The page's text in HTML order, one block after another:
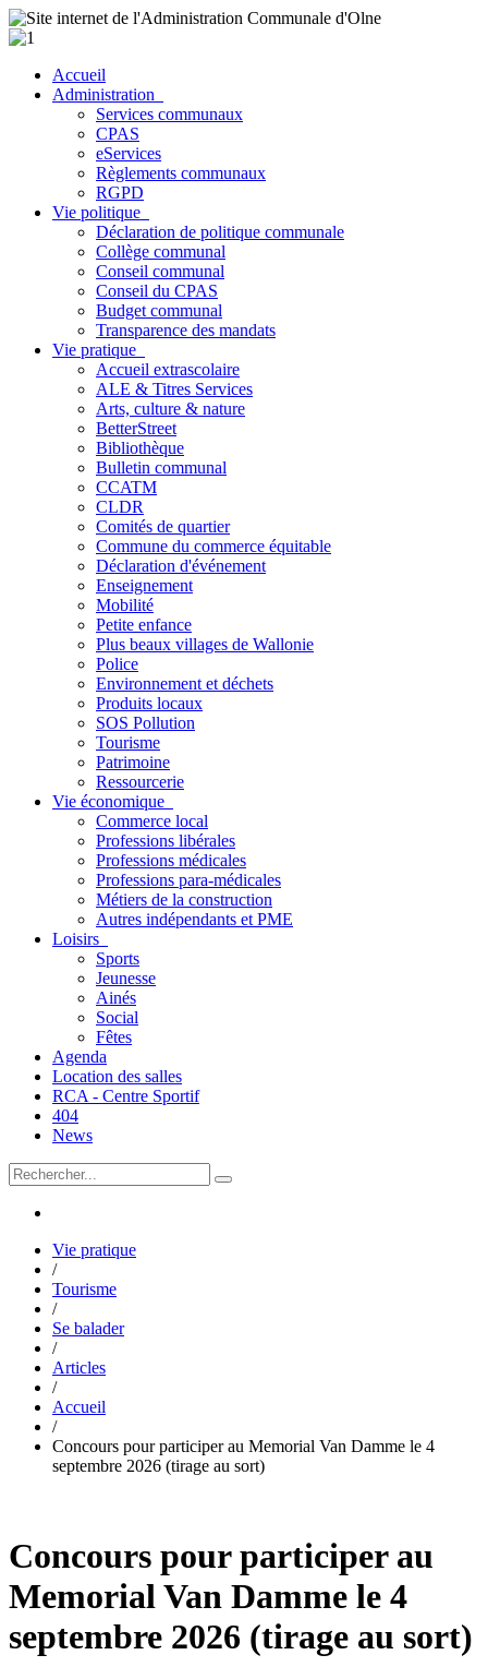
Accueil
Administration
Services communaux
CPAS
eServices
Règlements communaux
RGPD
Vie politique
Déclaration de politique communale
Collège communal
Conseil communal
Conseil du CPAS
Budget communal
Transparence des mandats
Vie pratique
Accueil extrascolaire
ALE & Titres Services
Arts, culture & nature
BetterStreet
Bibliothèque
Bulletin communal
CCATM
CLDR
Comités de quartier
Commune du commerce équitable
Déclaration d'événement
Enseignement
Mobilité
Petite enfance
Plus beaux villages de Wallonie
Police
Environnement et déchets
Produits locaux
SOS Pollution
Tourisme
Patrimoine
Ressourcerie
Vie économique
Commerce local
Professions libérales
Professions médicales
Professions para-médicales
Métiers de la construction
Autres indépendants et PME
Loisirs
Sports
Jeunesse
Ainés
Social
Fêtes
Agenda
Location des salles
RCA - Centre Sportif
404
News
Vie pratique
/
Tourisme
/
Se balader
/
Articles
/
Accueil
/
Concours pour participer au Memorial Van Damme le 4
septembre 2026 (tirage au sort)
Concours pour participer au
Memorial Van Damme le 4
septembre 2026 (tirage au sort)